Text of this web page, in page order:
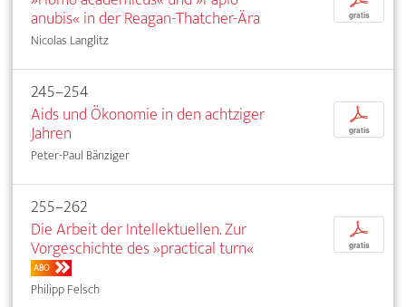
anubis« in der Reagan-Thatcher-Ära
Nicolas Langlitz
gratis
245–254
Aids und Ökonomie in den achtziger
Jahren
Peter-Paul Bänziger
p
gratis
255–262
Die Arbeit der Intellektuellen. Zur
Vorgeschichte des »practical turn«
ABO
Philipp Felsch
p
gratis